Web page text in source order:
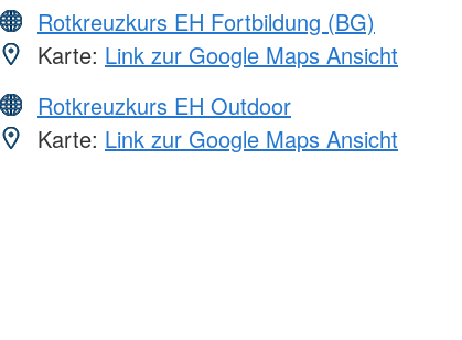
Rotkreuzkurs EH Fortbildung (BG)
Karte: Link zur Google Maps Ansicht
Rotkreuzkurs EH Outdoor
Karte: Link zur Google Maps Ansicht